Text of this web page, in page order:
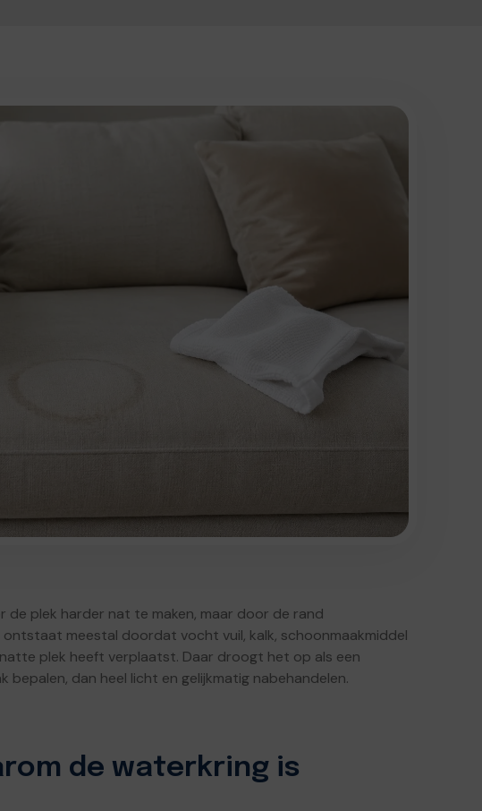
plek harder nat te maken, maar door de rand
meestal doordat vocht vuil, kalk, schoonmaakmiddel
plek heeft verplaatst. Daar droogt het op als een
dan heel licht en gelijkmatig nabehandelen.
de waterkring is